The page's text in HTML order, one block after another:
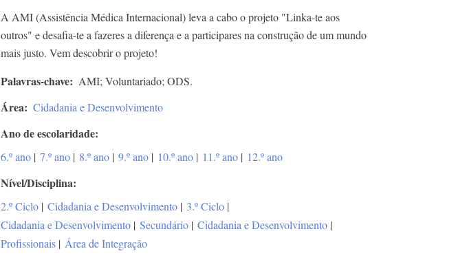
A AMI (Assistência Médica Internacional) leva a cabo o projeto "Linka-te aos
outros" e desafia-te a fazeres a diferença e a participares na construção de um mundo
mais justo. Vem descobrir o projeto!
Palavras-chave AMI; Voluntariado; ODS.
Área Cidadania e Desenvolvimento
Ano de escolaridade
6.º ano | 7.º ano | 8.º ano | 9.º ano | 10.º ano | 11.º ano | 12.º ano
Nível/Disciplina
2.º Ciclo | Cidadania e Desenvolvimento | 3.º Ciclo |
Cidadania e Desenvolvimento | Secundário | Cidadania e Desenvolvimento |
Profissionais | Área de Integração